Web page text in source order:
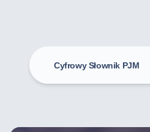
Cyfrowy Słownik PJM